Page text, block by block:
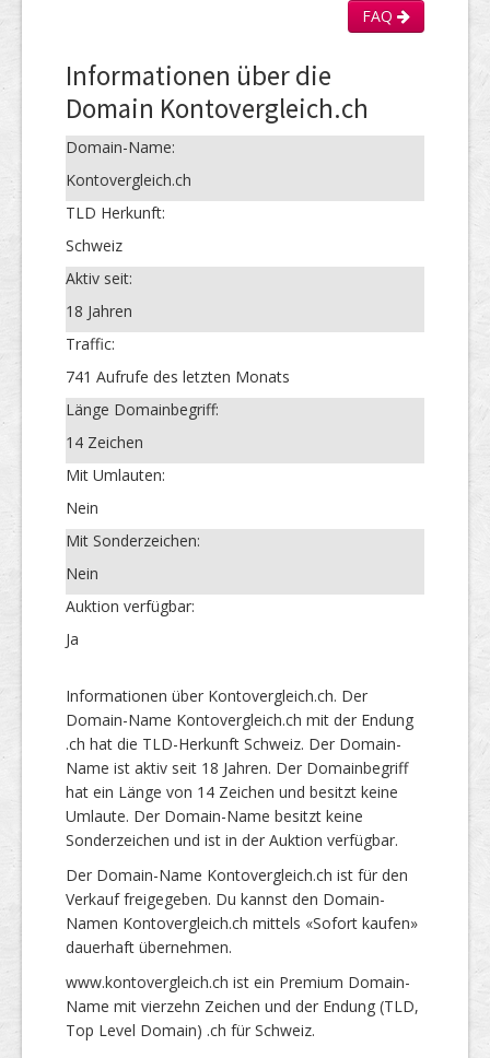
FAQ
Informationen über die
Domain Kontovergleich.ch
Domain-Name:
Kontovergleich.ch
TLD Herkunft:
Schweiz
Aktiv seit:
18 Jahren
Traffic:
741 Aufrufe des letzten Monats
Länge Domainbegriff:
14 Zeichen
Mit Umlauten:
Nein
Mit Sonderzeichen:
Nein
Auktion verfügbar:
Ja
Informationen über Kontovergleich.ch. Der
Domain-Name Kontovergleich.ch mit der Endung
.ch hat die TLD-Herkunft Schweiz. Der Domain-
Name ist aktiv seit 18 Jahren. Der Domainbegriff
hat ein Länge von 14 Zeichen und besitzt keine
Umlaute. Der Domain-Name besitzt keine
Sonderzeichen und ist in der Auktion verfügbar.
Der Domain-Name Kontovergleich.ch ist für den
Verkauf freigegeben. Du kannst den Domain-
Namen Kontovergleich.ch mittels «Sofort kaufen»
dauerhaft übernehmen.
www.kontovergleich.ch ist ein Premium Domain-
Name mit vierzehn Zeichen und der Endung (TLD,
Top Level Domain) .ch für Schweiz.